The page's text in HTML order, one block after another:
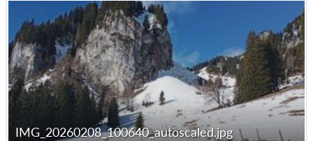
IMG_20260208_100640_autoscaled.jpg